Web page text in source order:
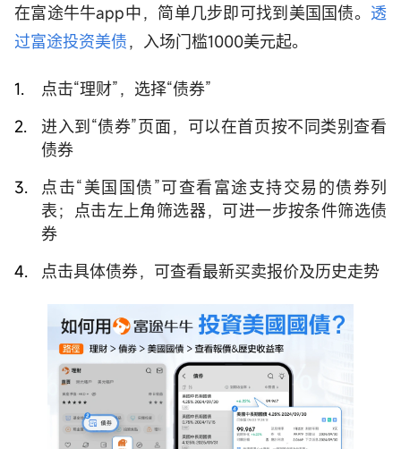
在富途牛牛app中，简单几步即可找到美国国债。 透
过富途投资美债，入场门槛1000美元起。
点击“理财”，选择“债券”
进入到“债券”页面，可以在首页按不同类别查看
债券
点击“美国国债”可查看富途支持交易的债券列
表；点击左上角筛选器，可进一步按条件筛选债
券
点击具体债券，可查看最新买卖报价及历史走势